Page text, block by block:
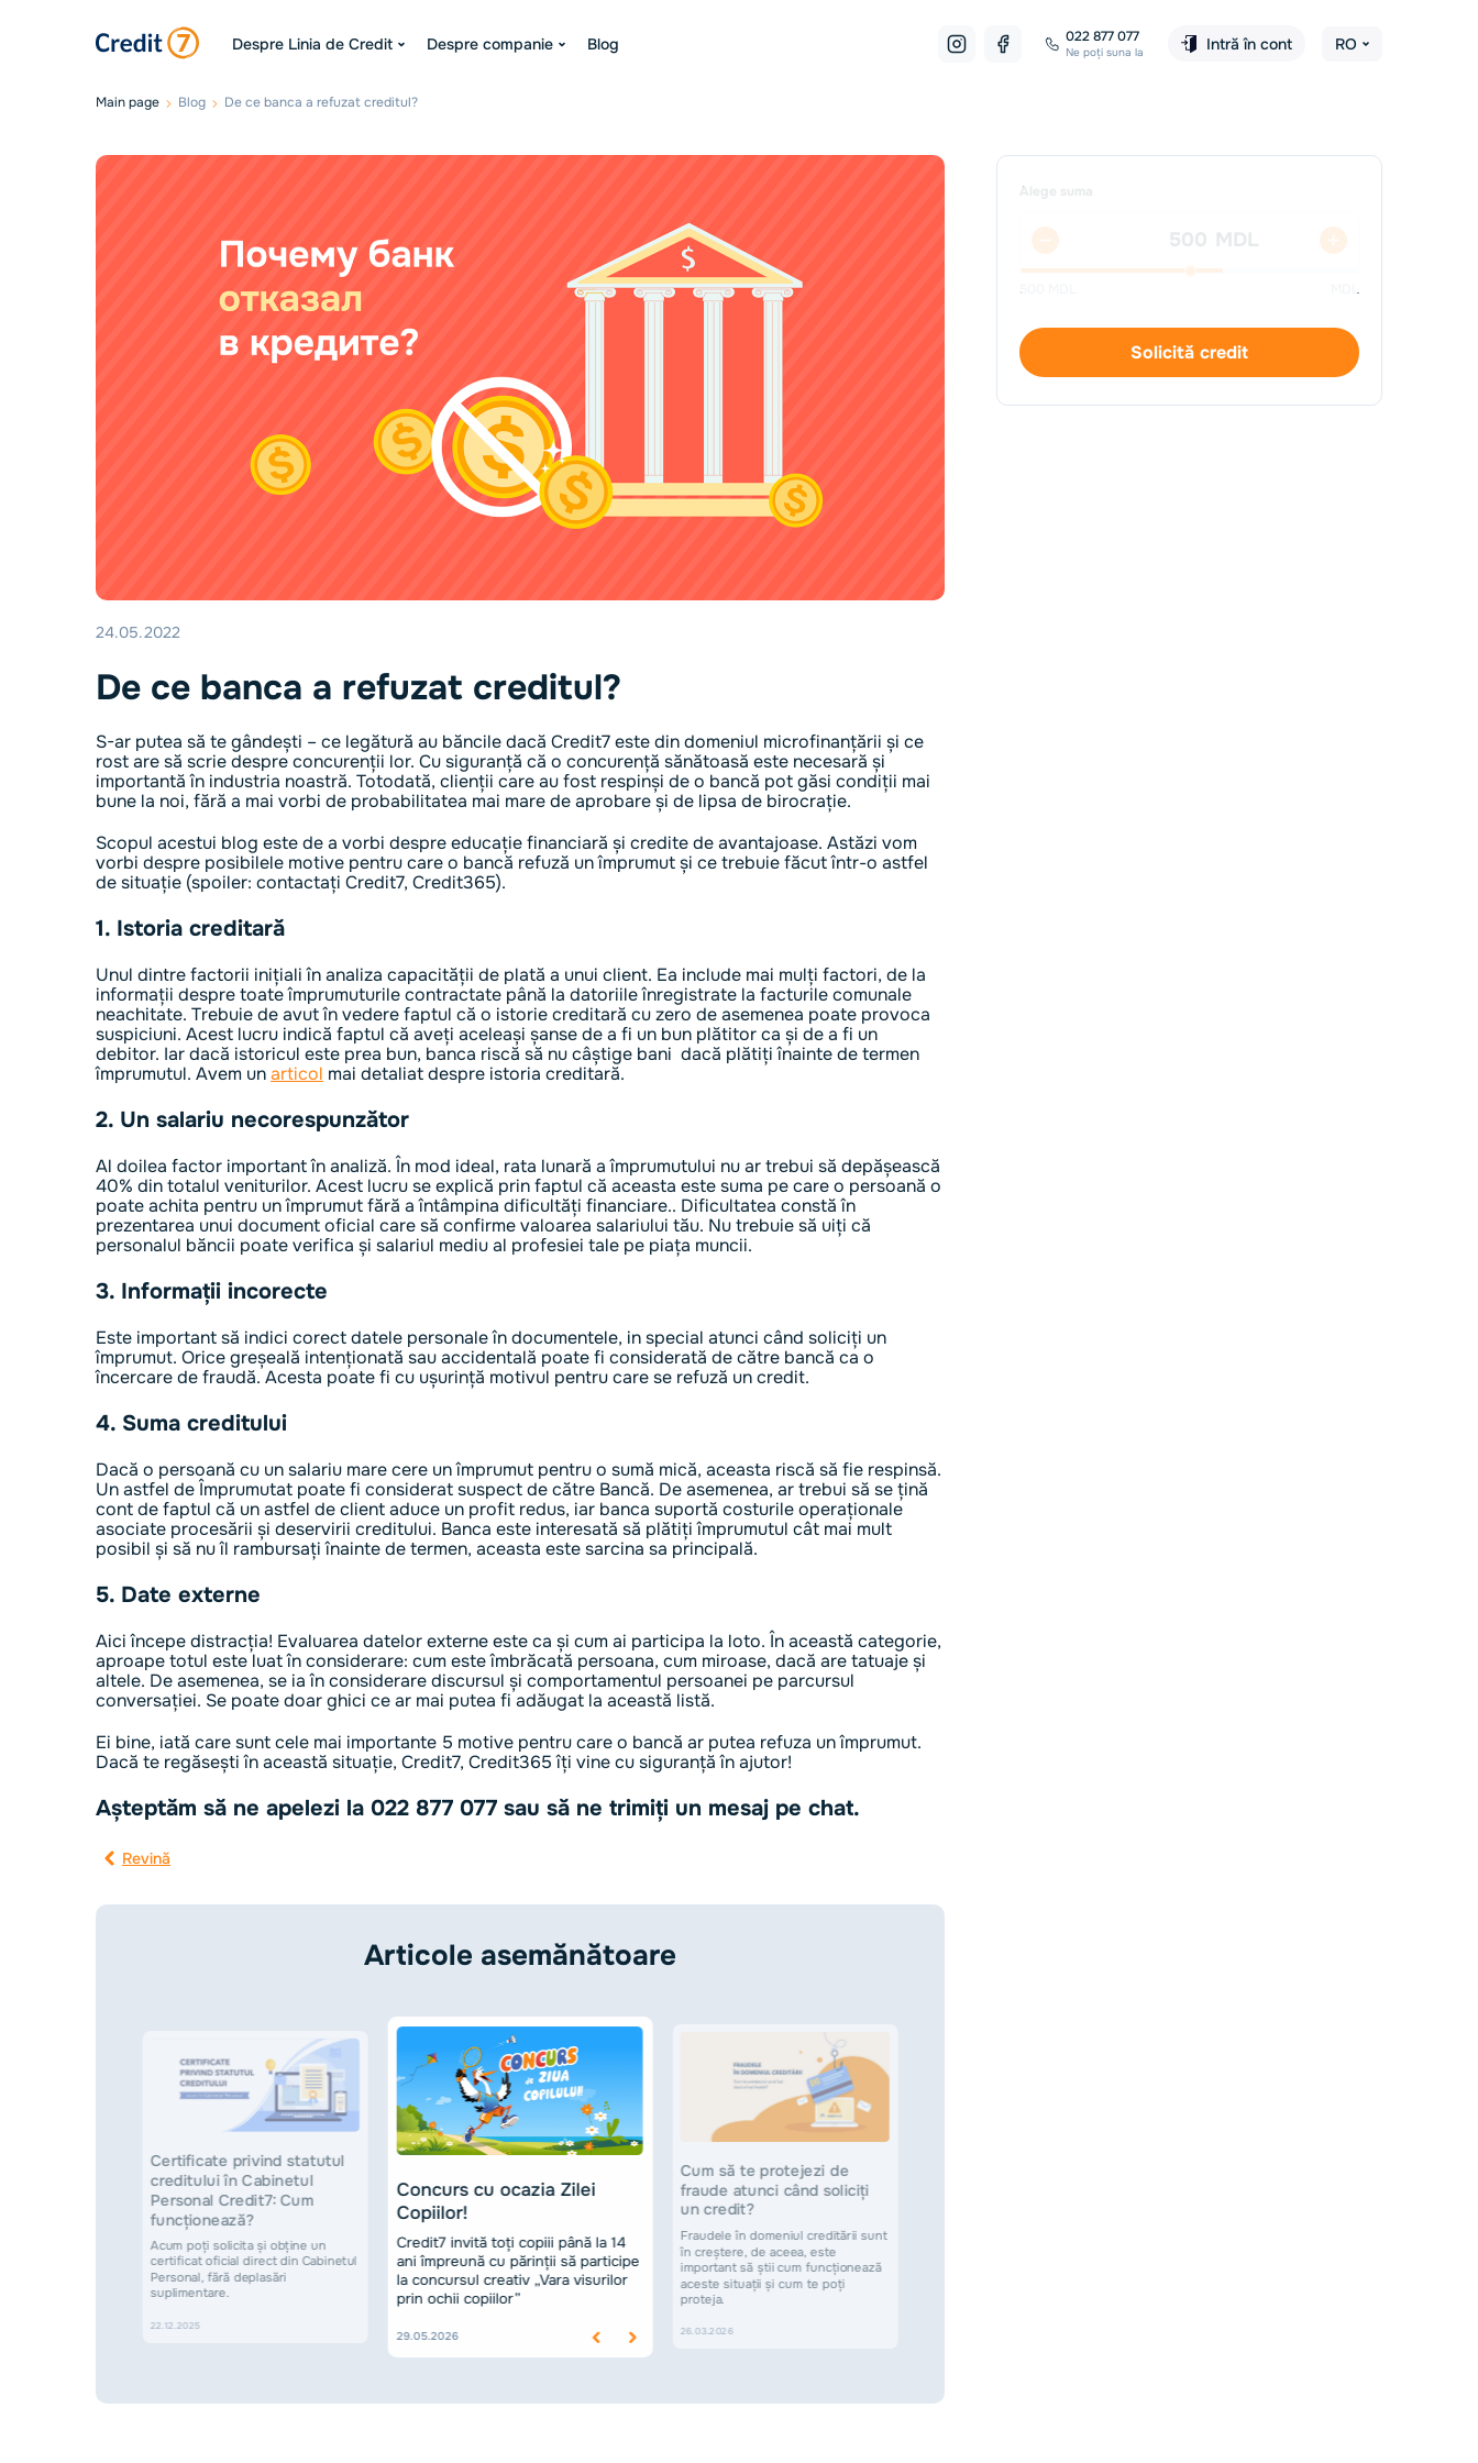
Despre Linia de Credit Despre companie Blog 022 877 077
Ne poți suna la Intră în cont RO
Main page Blog De ce banca a refuzat creditul?
24.05.2022
De ce banca a refuzat creditul?
S-ar putea să te gândești – ce legătură au băncile dacă Credit7 este din domeniul microfinanțării și ce
rost are să scrie despre concurenții lor. Cu siguranță că o concurență sănătoasă este necesară și
importantă în industria noastră. Totodată, clienții care au fost respinși de o bancă pot găsi condiții mai
bune la noi, fără a mai vorbi de probabilitatea mai mare de aprobare și de lipsa de birocrație.
Scopul acestui blog este de a vorbi despre educație financiară și credite de avantajoase. Astăzi vom
vorbi despre posibilele motive pentru care o bancă refuză un împrumut și ce trebuie făcut într-o astfel
de situație (spoiler: contactați Credit7, Credit365).
1. Istoria creditară
Unul dintre factorii inițiali în analiza capacității de plată a unui client. Ea include mai mulți factori, de la
informații despre toate împrumuturile contractate până la datoriile înregistrate la facturile comunale
neachitate. Trebuie de avut în vedere faptul că o istorie creditară cu zero de asemenea poate provoca
suspiciuni. Acest lucru indică faptul că aveți aceleași șanse de a fi un bun plătitor ca și de a fi un
debitor. Iar dacă istoricul este prea bun, banca riscă să nu câștige bani dacă plătiți înainte de termen
împrumutul. Avem unarticol mai detaliat despre istoria creditară.
2. Un salariu necorespunzător
Al doilea factor important în analiză. În mod ideal, rata lunară a împrumutului nu ar trebui să depășească
40% din totalul veniturilor. Acest lucru se explică prin faptul că aceasta este suma pe care o persoană o
poate achita pentru un împrumut fără a întâmpina dificultăți financiare.. Dificultatea constă în
prezentarea unui document oficial care să confirme valoarea salariului tău. Nu trebuie să uiți că
personalul băncii poate verifica și salariul mediu al profesiei tale pe piața muncii.
3. Informații incorecte
Este important să indici corect datele personale în documentele, in special atunci când soliciți un
împrumut. Orice greșeală intenționată sau accidentală poate fi considerată de către bancă ca o
încercare de fraudă. Acesta poate fi cu ușurință motivul pentru care se refuză un credit.
4. Suma creditului
Dacă o persoană cu un salariu mare cere un împrumut pentru o sumă mică, aceasta riscă să fie respinsă.
Un astfel de Împrumutat poate fi considerat suspect de către Bancă. De asemenea, ar trebui să se țină
cont de faptul că un astfel de client aduce un profit redus, iar banca suportă costurile operaționale
asociate procesării și deservirii creditului. Banca este interesată să plătiți împrumutul cât mai mult
posibil și să nu îl rambursați înainte de termen, aceasta este sarcina sa principală.
5. Date externe
Aici începe distracția! Evaluarea datelor externe este ca și cum ai participa la loto. În această categorie,
aproape totul este luat în considerare: cum este îmbrăcată persoana, cum miroase, dacă are tatuaje și
altele. De asemenea, se ia în considerare discursul și comportamentul persoanei pe parcursul
conversației. Se poate doar ghici ce ar mai putea fi adăugat la această listă.
Ei bine, iată care sunt cele mai importante 5 motive pentru care o bancă ar putea refuza un împrumut.
Dacă te regăsești în această situație, Credit7, Credit365 îți vine cu siguranță în ajutor!
Așteptăm să ne apelezi la 022 877 077 sau să ne trimiți un mesaj pe chat.
Revină
Alege suma
MDL
500 MDL
Solicită credit
Articole asemănătoare
Certificate privind statutul
creditului în Cabinetul
Personal Credit7: Сum
funcționează?
Acum poți solicita și obține un
certificat oficial direct din Cabinetul
Personal, fără deplasări
suplimentare.
22.12.2025
Concurs cu ocazia Zilei
Copiilor!
Credit7 invită toți copiii până la 14
ani împreună cu părinții să participe
la concursul creativ „Vara visurilor
prin ochii copiilor”
29.05.2026
Cum să te protejezi de
fraude atunci când soliciți
un credit?
Fraudele în domeniul creditării sunt
în creștere, de aceea, este
important să știi cum funcționează
aceste situații și cum te poți
proteja.
26.03.2026